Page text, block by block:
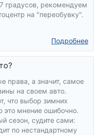
градусов, рекомендуем
на "переобувку".
Подробнее
права, а значит, самое
на своем авто.
что выбор зимних
это мнение ошибочно.
сезон, судите сами:
по нестандартному